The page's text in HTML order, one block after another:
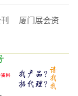
厦门展会资